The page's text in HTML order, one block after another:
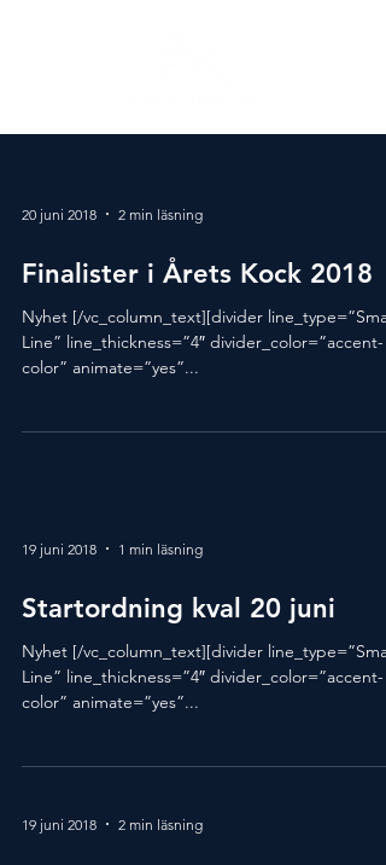
20 juni 2018 2 min läsning
Finalister i Årets Kock 2018
Nyhet [/vc_column_text][divider line_type=”Small
Line” line_thickness=”4″ divider_color=”accent-
color” animate=”yes”...
19 juni 2018 1 min läsning
Startordning kval 20 juni
Nyhet [/vc_column_text][divider line_type=”Small
Line” line_thickness=”4″ divider_color=”accent-
color” animate=”yes”...
19 juni 2018 2 min läsning